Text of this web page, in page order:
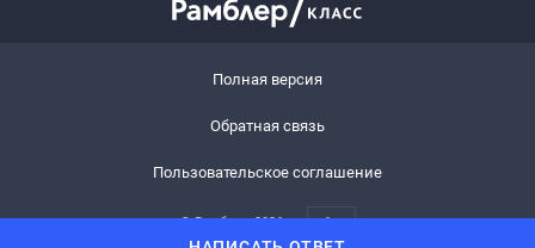
Полная версия
Обратная связь
Пользовательское соглашение
© Рамблер,2026 6+